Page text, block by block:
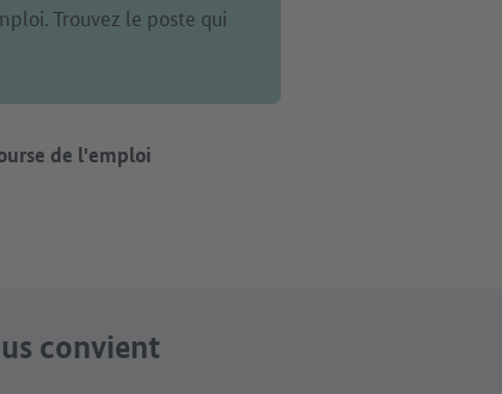
Trouvez le poste qui
de l'emploi
convient